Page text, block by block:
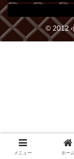
© 2012
メニュー ホーム